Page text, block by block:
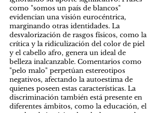
como "somos un país de blancos"
evidencian una visión eurocéntrica,
marginando otras identidades. La
desvalorización de rasgos físicos, como la
crítica y la ridiculización del color de piel
y el cabello afro, genera un ideal de
belleza inalcanzable. Comentarios como
"pelo malo" perpetúan estereotipos
negativos, afectando la autoestima de
quienes poseen estas características. La
discriminación también está presente en
diferentes ámbitos, como la educación, el